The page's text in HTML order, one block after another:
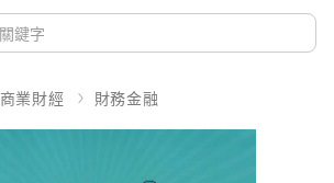
商業財經 財務金融